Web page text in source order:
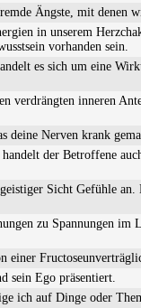
Ängste, mit denen
in unserem
vorhanden sein.
es sich um eine
verdrängten inneren
deine Nerven krank
der Betroffene
Sicht Gefühle
zu Spannungen im
einer
sein Ego präsentiert.
ich auf Dinge oder